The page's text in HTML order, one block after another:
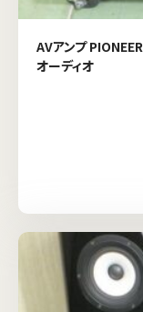
AVアンプ
オーディオ